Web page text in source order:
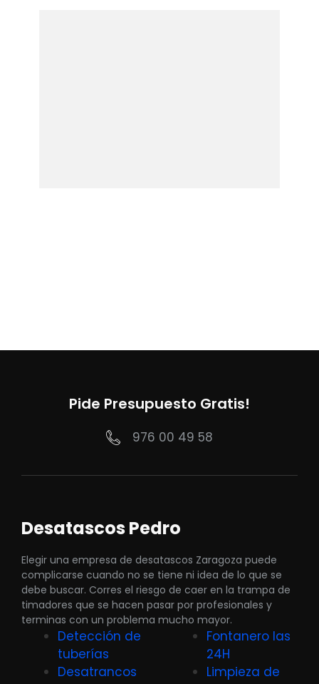
Pide Presupuesto Gratis!
976 00 49 58
Desatascos Pedro
Elegir una empresa de desatascos Zaragoza puede
complicarse cuando no se tiene ni idea de lo que se
debe buscar. Corres el riesgo de caer en la trampa de
timadores que se hacen pasar por profesionales y
terminas con un problema mucho mayor.
Detección de
tuberías
Desatrancos
Fontanero las
24H
Limpieza de